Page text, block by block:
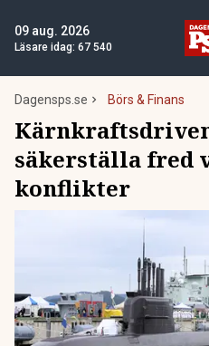
09 aug. 2026
Läsare idag: 67 540
Dagensps.se Börs & Finans
säkerställa fred
konflikter